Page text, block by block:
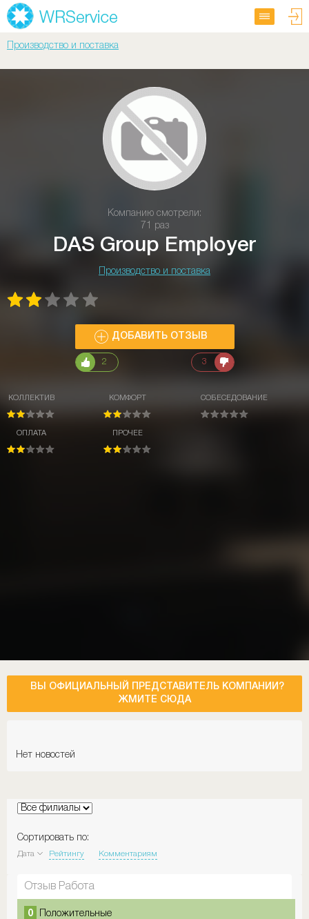
Производство и поставка
Компанию смотрели:
71 раз
DAS Group Employer
Производство и поставка
ДОБАВИТЬ ОТЗЫВ
2 3
КОЛЛЕКТИВ
ОПЛАТА
КОМФОРТ
ПРОЧЕЕ
СОБЕСЕДОВАНИЕ
ВЫ ОФИЦИАЛЬНЫЙ ПРЕДСТАВИТЕЛЬ КОМПАНИИ?
ЖМИТЕ СЮДА
Нет новостей
Сортировать по:
Дата Рейтингу Комментариям
Отзыв Работа
0 Положительные